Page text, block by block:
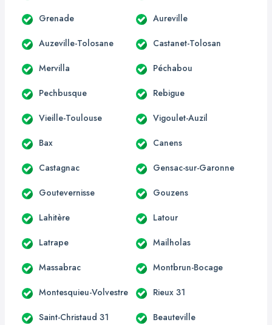
Grenade Aureville
Auzeville-Tolosane Castanet-Tolosan
Mervilla Péchabou
Pechbusque Rebigue
Vieille-Toulouse Vigoulet-Auzil
Bax Canens
Castagnac Gensac-sur-Garonne
Goutevernisse Gouzens
Lahitère Latour
Latrape Mailholas
Massabrac Montbrun-Bocage
Montesquieu-Volvestre Rieux 31
Saint-Christaud 31 Beauteville